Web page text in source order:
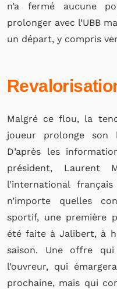
n’a fermé aucune
prolonger avec l’UBB
un départ, y compris
Malgré ce flou, la
joueur prolonge son
D’après les
président, Laurent
l’international
n’importe quelles
sportif, une première
été faite à Jalibert, à
saison. Une offre
l’ouvreur, qui
prochaine, mais qui